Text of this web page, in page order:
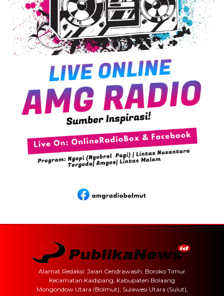
Alamat Redaksi: Jalan Cendrawasih, Boroko Timur
Kecamatan Kaidipang, Kabupaten Bolaang
Mongondow Utara (Bolmut), Sulawesi Utara (Sulut),